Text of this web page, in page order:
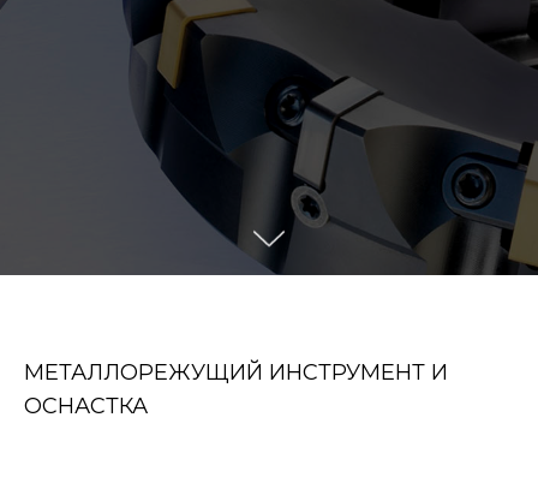
МЕТАЛЛОРЕЖУЩИЙ ИНСТРУМЕНТ И
ОСНАСТКА